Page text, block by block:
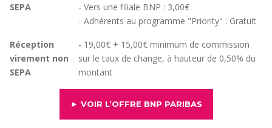
SEPA
- Vers une filiale BNP : 3,00€
- Adhérents au programme "Priority" : Gratuit
Réception
virement non
SEPA
- 19,00€ + 15,00€ minimum de commission
sur le taux de change, à hauteur de 0,50% du
montant
► VOIR L’OFFRE BNP PARIBAS